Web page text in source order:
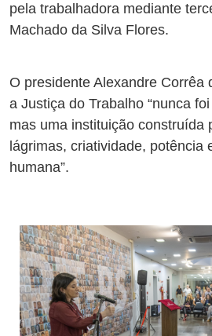
pela trabalhadora mediante
Machado da Silva Flores.
O presidente Alexandre Corrêa
a Justiça do Trabalho “nunca
mas uma instituição construída
lágrimas, criatividade, potência
humana”.